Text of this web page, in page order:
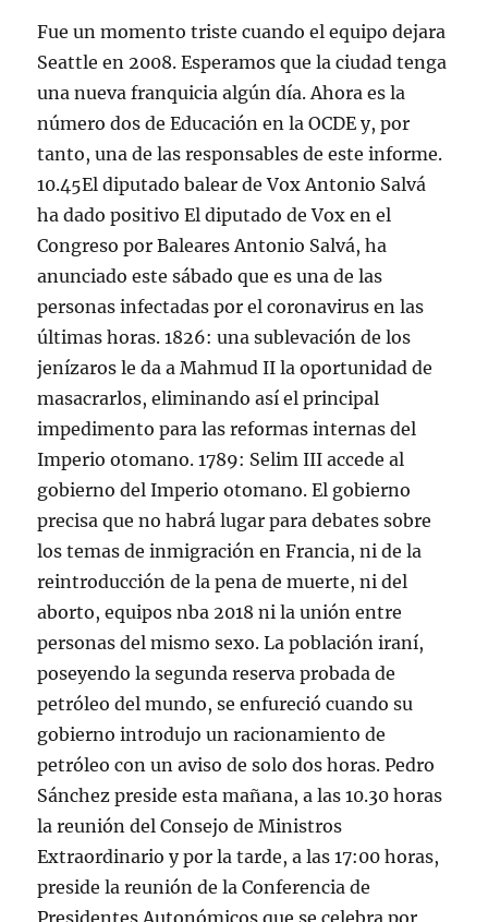
Fue un momento triste cuando el equipo dejara
Seattle en 2008. Esperamos que la ciudad tenga
una nueva franquicia algún día. Ahora es la
número dos de Educación en la OCDE y, por
tanto, una de las responsables de este informe.
10.45El diputado balear de Vox Antonio Salvá
ha dado positivo El diputado de Vox en el
Congreso por Baleares Antonio Salvá, ha
anunciado este sábado que es una de las
personas infectadas por el coronavirus en las
últimas horas. 1826: una sublevación de los
jenízaros le da a Mahmud II la oportunidad de
masacrarlos, eliminando así el principal
impedimento para las reformas internas del
Imperio otomano. 1789: Selim III accede al
gobierno del Imperio otomano. El gobierno
precisa que no habrá lugar para debates sobre
los temas de inmigración en Francia, ni de la
reintroducción de la pena de muerte, ni del
aborto, equipos nba 2018 ni la unión entre
personas del mismo sexo. La población iraní,
poseyendo la segunda reserva probada de
petróleo del mundo, se enfureció cuando su
gobierno introdujo un racionamiento de
petróleo con un aviso de solo dos horas. Pedro
Sánchez preside esta mañana, a las 10.30 horas
la reunión del Consejo de Ministros
Extraordinario y por la tarde, a las 17:00 horas,
preside la reunión de la Conferencia de
Presidentes Autonómicos que se celebra por